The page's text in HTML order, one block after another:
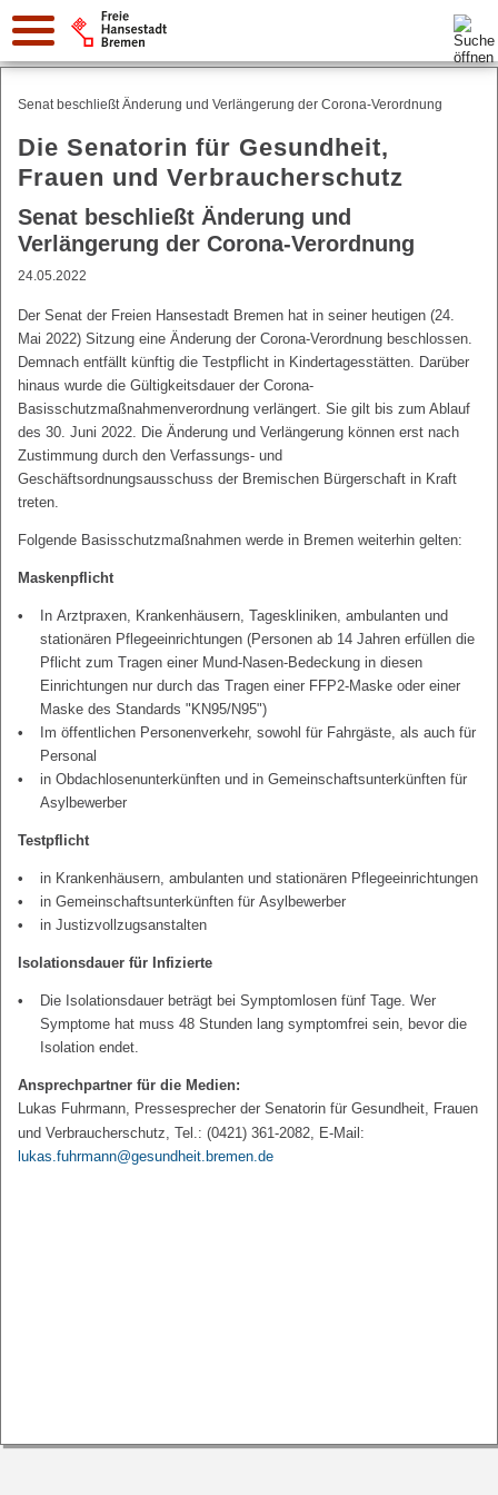
Suche:
Senat beschließt Änderung und Verlängerung der Corona-Verordnung
Die Senatorin für Gesundheit,
Frauen und Verbraucherschutz
Senat beschließt Änderung und
Verlängerung der Corona-Verordnung
24.05.2022
Der Senat der Freien Hansestadt Bremen hat in seiner heutigen (24.
Mai 2022) Sitzung eine Änderung der Corona-Verordnung beschlossen.
Demnach entfällt künftig die Testpflicht in Kindertagesstätten. Darüber
hinaus wurde die Gültigkeitsdauer der Corona-
Basisschutzmaßnahmenverordnung verlängert. Sie gilt bis zum Ablauf
des 30. Juni 2022. Die Änderung und Verlängerung können erst nach
Zustimmung durch den Verfassungs- und
Geschäftsordnungsausschuss der Bremischen Bürgerschaft in Kraft
treten.
Folgende Basisschutzmaßnahmen werde in Bremen weiterhin gelten:
Maskenpflicht
In Arztpraxen, Krankenhäusern, Tageskliniken, ambulanten und
stationären Pflegeeinrichtungen (Personen ab 14 Jahren erfüllen die
Pflicht zum Tragen einer Mund-Nasen-Bedeckung in diesen
Einrichtungen nur durch das Tragen einer FFP2-Maske oder einer
Maske des Standards "KN95/N95")
Im öffentlichen Personenverkehr, sowohl für Fahrgäste, als auch für
Personal
in Obdachlosenunterkünften und in Gemeinschaftsunterkünften für
Asylbewerber
Testpflicht
in Krankenhäusern, ambulanten und stationären Pflegeeinrichtungen
in Gemeinschaftsunterkünften für Asylbewerber
in Justizvollzugsanstalten
Isolationsdauer für Infizierte
Die Isolationsdauer beträgt bei Symptomlosen fünf Tage. Wer
Symptome hat muss 48 Stunden lang symptomfrei sein, bevor die
Isolation endet.
Ansprechpartner für die Medien:
Lukas Fuhrmann, Pressesprecher der Senatorin für Gesundheit, Frauen
und Verbraucherschutz, Tel.: (0421) 361-2082, E-Mail:
lukas.fuhrmann@gesundheit.bremen.de